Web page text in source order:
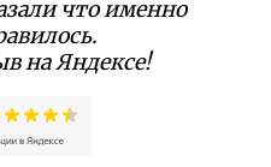
что именно
на Яндексе!